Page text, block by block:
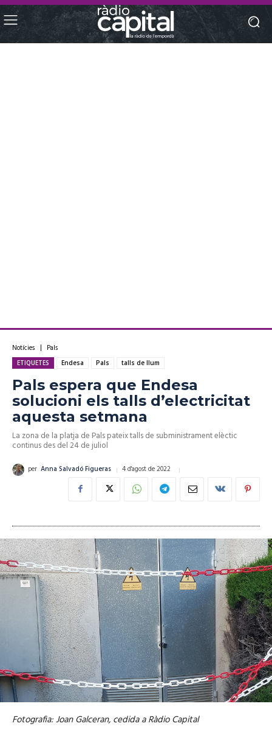
Notícies Pals
ETIQUETES Endesa Pals talls de llum
Pals espera que Endesa
solucioni els talls d’electricitat
aquesta setmana
La zona de la platja de Pals pateix talls de subministrament elèctic
continus des del 24 de juliol
per Anna Salvadó Figueras 4 d'agost de 2022
Fotografia: Joan Galceran, cedida a Ràdio Capital